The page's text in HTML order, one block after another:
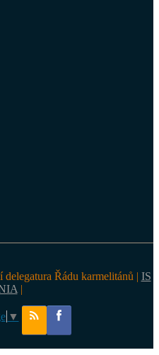
Řádu karmelitánů | IS
|
▼